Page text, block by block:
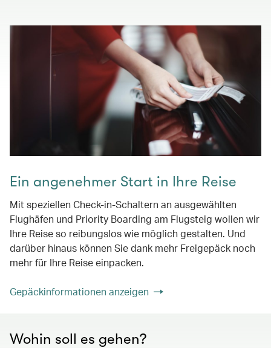
Ein angenehmer Start in Ihre Reise
Mit speziellen Check-in-Schaltern an ausgewählten
Flughäfen und Priority Boarding am Flugsteig wollen wir
Ihre Reise so reibungslos wie möglich gestalten. Und
darüber hinaus können Sie dank mehr Freigepäck noch
mehr für Ihre Reise einpacken.
Gepäckinformationen anzeigen
Wohin soll es gehen?